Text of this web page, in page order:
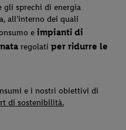
gli sprechi di energia
all’interno dei quali
e impianti di
regolati per ridurre le
e i nostri obiettivi di
di sostenibilità.